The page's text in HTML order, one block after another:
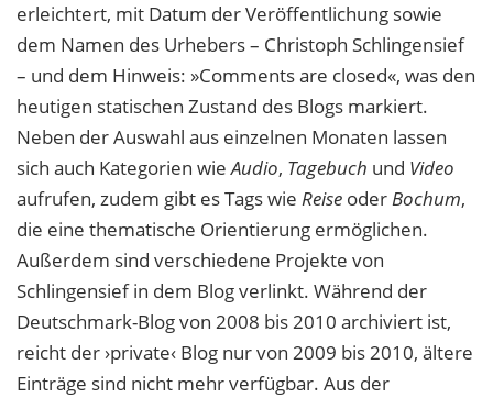
erleichtert, mit Datum der Veröffentlichung sowie
dem Namen des Urhebers – Christoph Schlingensief
– und dem Hinweis: »Comments are closed«, was den
heutigen statischen Zustand des Blogs markiert.
Neben der Auswahl aus einzelnen Monaten lassen
sich auch Kategorien wieAudio, Tagebuch und Video
aufrufen, zudem gibt es Tags wie Reise oderBochum,
die eine thematische Orientierung ermöglichen.
Außerdem sind verschiedene Projekte von
Schlingensief in dem Blog verlinkt. Während der
Deutschmark-Blog von 2008 bis 2010 archiviert ist,
reicht der ›private‹ Blog nur von 2009 bis 2010, ältere
Einträge sind nicht mehr verfügbar. Aus der